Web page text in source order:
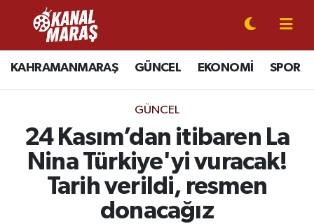
KAHRAMANMARAŞ GÜNCEL EKONOMİ SPOR
GÜNCEL
24 Kasım’dan itibaren La
Nina Türkiye'yi vuracak!
Tarih verildi, resmen
donacağız
CANLI YAYIN
KAHRAMANMARAŞ
SPOR
SİYASET
Kahramanmaraş Nöbetçi Eczaneler
Kahramanmaraş Hava Durumu
Kahramanmaraş Namaz Vakitleri
Kahramanmaraş Trafik Yoğunluk Haritası
Süper Lig Puan Durumu ve Fikstür